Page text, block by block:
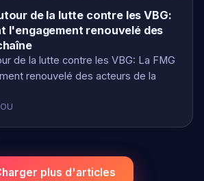
renouvelé des acteurs de la
plus d'articles